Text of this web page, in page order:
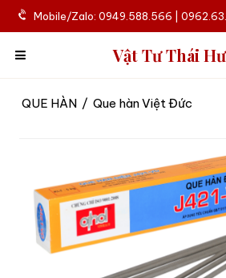
Mobile/Zalo: 0949.588.566 |
Vật Tư Thái
QUE HÀN / Que hàn Việt Đức